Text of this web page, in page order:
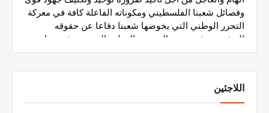
اللاجئين